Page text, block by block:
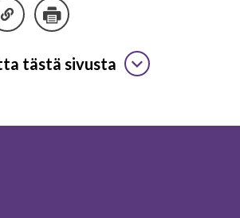
tästä sivusta